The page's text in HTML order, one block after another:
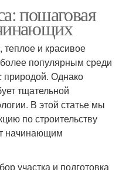
пошаговая
теплое и красивое
популярным среди
природой. Однако
тщательной
В этой статье мы
по строительству
начинающим
участка и подготовка